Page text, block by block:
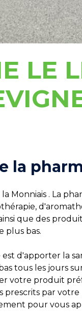
LE
la
Monniais . La
que des
plus bas.
d'apporter la
tous les jours
votre produit
prescrits par
pour vous